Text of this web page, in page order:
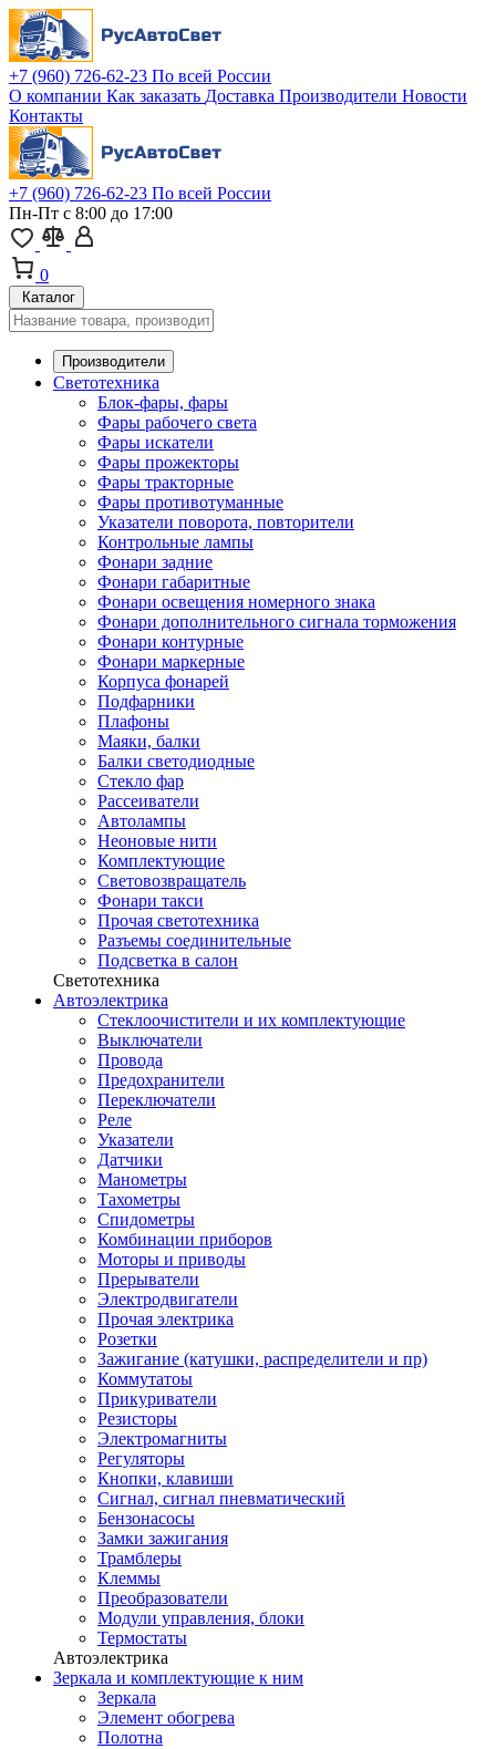
+7 (960) 726-62-23 По всей России
О компании Как заказать Доставка Производители Новости
Контакты
+7 (960) 726-62-23 По всей России
Пн-Пт с 8:00 до 17:00
0
Каталог
Производители
Светотехника
Блок-фары, фары
Фары рабочего света
Фары искатели
Фары прожекторы
Фары тракторные
Фары противотуманные
Указатели поворота, повторители
Контрольные лампы
Фонари задние
Фонари габаритные
Фонари освещения номерного знака
Фонари дополнительного сигнала торможения
Фонари контурные
Фонари маркерные
Корпуса фонарей
Подфарники
Плафоны
Маяки, балки
Балки светодиодные
Стекло фар
Рассеиватели
Автолампы
Неоновые нити
Комплектующие
Световозвращатель
Фонари такси
Прочая светотехника
Разъемы соединительные
Подсветка в салон
Светотехника
Автоэлектрика
Стеклоочистители и их комплектующие
Выключатели
Провода
Предохранители
Переключатели
Реле
Указатели
Датчики
Манометры
Тахометры
Спидометры
Комбинации приборов
Моторы и приводы
Прерыватели
Электродвигатели
Прочая электрика
Розетки
Зажигание (катушки, распределители и пр)
Коммутатоы
Прикуриватели
Резисторы
Электромагниты
Регуляторы
Кнопки, клавиши
Сигнал, сигнал пневматический
Бензонасосы
Замки зажигания
Трамблеры
Клеммы
Преобразователи
Модули управления, блоки
Термостаты
Автоэлектрика
Зеркала и комплектующие к ним
Зеркала
Элемент обогрева
Полотна